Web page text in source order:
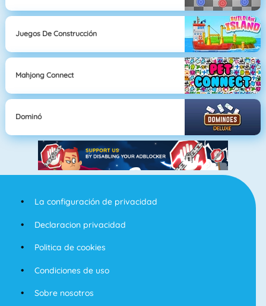
Juegos De Construcción
Mahjong Connect
Dominó
La configuración de privacidad
Declaracion privacidad
Politica de cookies
Condiciones de uso
Sobre nosotros